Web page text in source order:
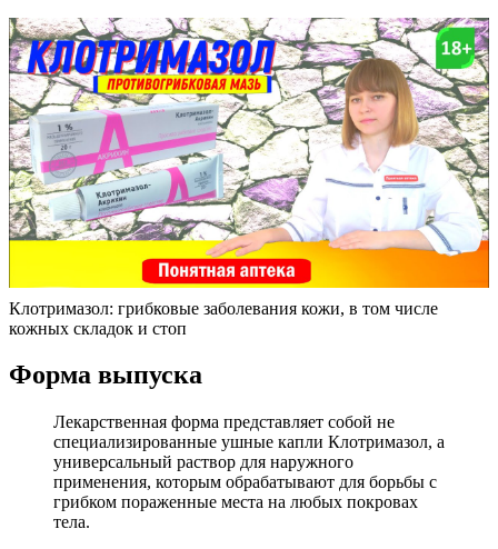
Клотримазол: грибковые заболевания кожи, в том числе
кожных складок и стоп
Форма выпуска
Лекарственная форма представляет собой не
специализированные ушные капли Клотримазол, а
универсальный раствор для наружного
применения, которым обрабатывают для борьбы с
грибком пораженные места на любых покровах
тела.